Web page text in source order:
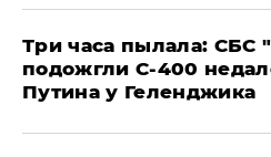
Три часа пылала: СБС
подожгли С-400
Путина у Геленджика